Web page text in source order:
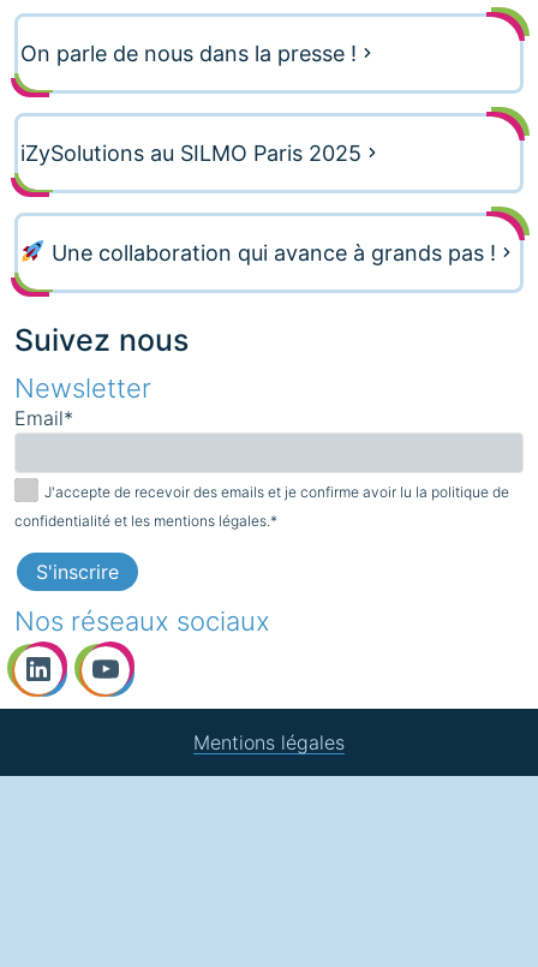
On parle de nous dans la presse !
iZySolutions au SILMO Paris 2025
Une collaboration qui avance à grands pas !
Suivez nous
Newsletter
Email*
J'accepte de recevoir des emails et je confirme avoir lu la politique de
confidentialité et les mentions légales.*
Nos réseaux sociaux
Mentions légales